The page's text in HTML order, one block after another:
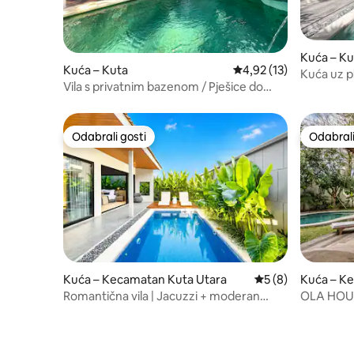
Kuća – Kuta Prosječna ocjena:
4,92 (13)
Vila s privatnim bazenom / Pješice do
Kuća –
Kuća uz
Odabrali gosti
Odabrali gosti
Kuća – Kecamatan Kuta Utara Prosječna
5 (8)
Romantična vila | Jacuzzi + moderan
Kuća –
tan
OLA